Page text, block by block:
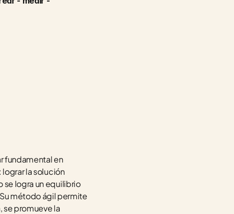
fundamental en
la solución
se logra un equilibrio
Su método ágil permite
se promueve la